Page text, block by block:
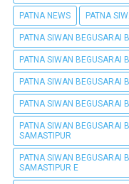
PATNA NEWS PATNA
PATNA SIWAN BEGUSARAI
PATNA SIWAN BEGUSARAI
PATNA SIWAN BEGUSARAI
PATNA SIWAN BEGUSARAI
PATNA SIWAN BEGUSARAI
SAMASTIPUR
PATNA SIWAN BEGUSARAI
SAMASTIPUR E